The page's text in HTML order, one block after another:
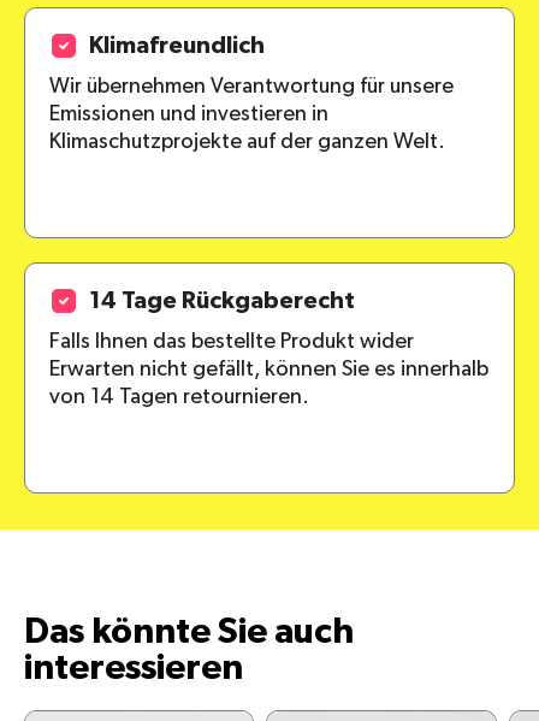
Klimafreundlich
Wir übernehmen Verantwortung für unsere
Emissionen und investieren in
Klimaschutzprojekte auf der ganzen Welt.
14 Tage Rückgaberecht
Falls Ihnen das bestellte Produkt wider
Erwarten nicht gefällt, können Sie es innerhalb
von 14 Tagen retournieren.
Das könnte Sie auch
interessieren